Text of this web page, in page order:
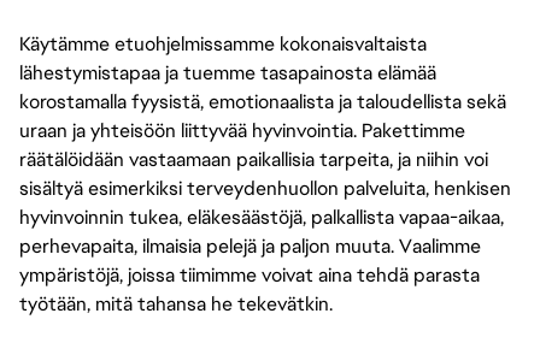
Käytämme etuohjelmissamme kokonaisvaltaista
lähestymistapaa ja tuemme tasapainosta elämää
korostamalla fyysistä, emotionaalista ja taloudellista sekä
uraan ja yhteisöön liittyvää hyvinvointia. Pakettimme
räätälöidään vastaamaan paikallisia tarpeita, ja niihin voi
sisältyä esimerkiksi terveydenhuollon palveluita, henkisen
hyvinvoinnin tukea, eläkesäästöjä, palkallista vapaa-aikaa,
perhevapaita, ilmaisia pelejä ja paljon muuta. Vaalimme
ympäristöjä, joissa tiimimme voivat aina tehdä parasta
työtään, mitä tahansa he tekevätkin.